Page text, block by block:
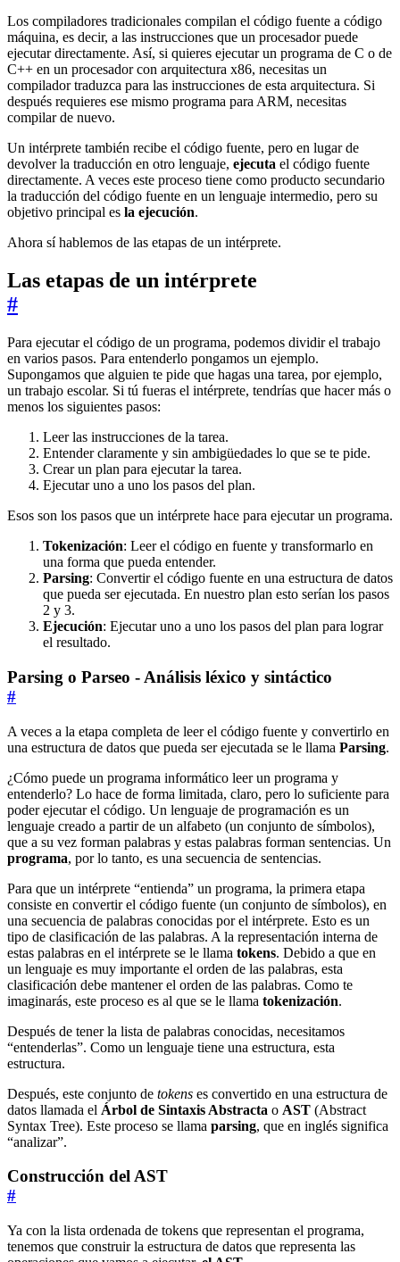
Los compiladores tradicionales compilan el código fuente a código
máquina, es decir, a las instrucciones que un procesador puede
ejecutar directamente. Así, si quieres ejecutar un programa de C o de
C++ en un procesador con arquitectura x86, necesitas un
compilador traduzca para las instrucciones de esta arquitectura. Si
después requieres ese mismo programa para ARM, necesitas
compilar de nuevo.
Un intérprete también recibe el código fuente, pero en lugar de
devolver la traducción en otro lenguaje, ejecuta el código fuente
directamente. A veces este proceso tiene como producto secundario
la traducción del código fuente en un lenguaje intermedio, pero su
objetivo principal es la ejecución.
Ahora sí hablemos de las etapas de un intérprete.
Las etapas de un intérprete
#
Para ejecutar el código de un programa, podemos dividir el trabajo
en varios pasos. Para entenderlo pongamos un ejemplo.
Supongamos que alguien te pide que hagas una tarea, por ejemplo,
un trabajo escolar. Si tú fueras el intérprete, tendrías que hacer más o
menos los siguientes pasos:
Leer las instrucciones de la tarea.
Entender claramente y sin ambigüedades lo que se te pide.
Crear un plan para ejecutar la tarea.
Ejecutar uno a uno los pasos del plan.
Esos son los pasos que un intérprete hace para ejecutar un programa.
Tokenización: Leer el código en fuente y transformarlo en
una forma que pueda entender.
Parsing: Convertir el código fuente en una estructura de datos
que pueda ser ejecutada. En nuestro plan esto serían los pasos
2 y 3.
Ejecución: Ejecutar uno a uno los pasos del plan para lograr
el resultado.
Parsing o Parseo - Análisis léxico y sintáctico
#
A veces a la etapa completa de leer el código fuente y convertirlo en
una estructura de datos que pueda ser ejecutada se le llama Parsing.
¿Cómo puede un programa informático leer un programa y
entenderlo? Lo hace de forma limitada, claro, pero lo suficiente para
poder ejecutar el código. Un lenguaje de programación es un
lenguaje creado a partir de un alfabeto (un conjunto de símbolos),
que a su vez forman palabras y estas palabras forman sentencias. Un
programa, por lo tanto, es una secuencia de sentencias.
Para que un intérprete “entienda” un programa, la primera etapa
consiste en convertir el código fuente (un conjunto de símbolos), en
una secuencia de palabras conocidas por el intérprete. Esto es un
tipo de clasificación de las palabras. A la representación interna de
estas palabras en el intérprete se le llama tokens. Debido a que en
un lenguaje es muy importante el orden de las palabras, esta
clasificación debe mantener el orden de las palabras. Como te
imaginarás, este proceso es al que se le llama tokenización.
Después de tener la lista de palabras conocidas, necesitamos
“entenderlas”. Como un lenguaje tiene una estructura, esta
estructura.
Después, este conjunto de tokens es convertido en una estructura de
datos llamada el Árbol de Sintaxis Abstracta o AST (Abstract
Syntax Tree). Este proceso se llama parsing, que en inglés significa
“analizar”.
Construcción del AST
#
Ya con la lista ordenada de tokens que representan el programa,
tenemos que construir la estructura de datos que representa las